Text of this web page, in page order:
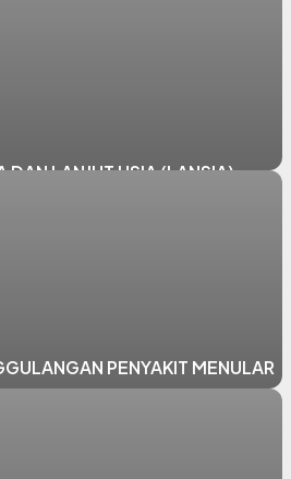
DAN LANJUT USIA (LANSIA)
PENYAKIT MENULAR